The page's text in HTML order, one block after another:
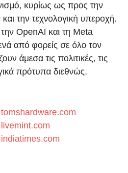
κυρίως ως προς την
την τεχνολογική υπεροχή.
OpenAI και τη Meta
από φορείς σε όλο τον
άμεσα τις πολιτικές, τις
πρότυπα διεθνώς.
tomshardware.com
livemint.com
indiatimes.com